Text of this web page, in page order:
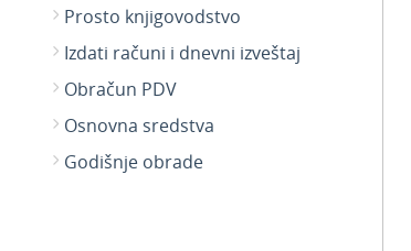
Prosto knjigovodstvo
Izdati računi i dnevni izveštaj
Obračun PDV
Osnovna sredstva
Godišnje obrade